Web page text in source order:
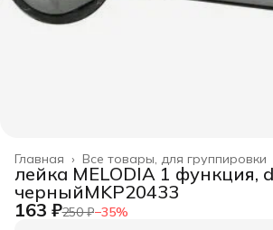
Все товары, для группировки
Главная ›
лейка MELODIA 1 функция,
черныйMKP20433
163 ₽250 ₽−35%